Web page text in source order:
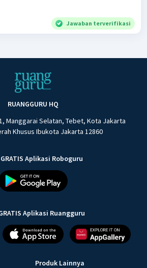
Jawaban terverifikasi
RUANGGURU HQ
Manggarai Selatan, Tebet, Kota Jakarta
Khusus Ibukota Jakarta 12860
Aplikasi Roboguru
Aplikasi Ruangguru
Produk Lainnya